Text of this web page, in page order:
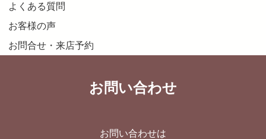
よくある質問
お客様の声
お問合せ・来店予約
お問い合わせ
お問い合わせは